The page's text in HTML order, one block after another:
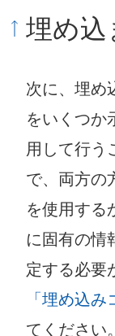
埋め込
次に、埋め
をいくつか
用して行う
で、両方の
を使用する
に固有の情
定する必要
「埋め込み
てください。